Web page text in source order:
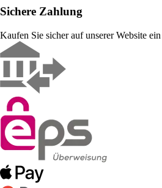
Sichere Zahlung
Kaufen Sie sicher auf unserer Website ein